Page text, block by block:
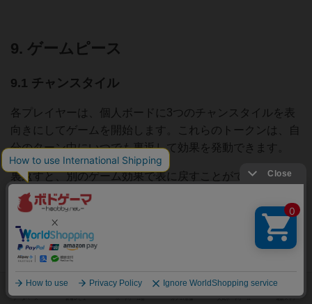
9. ゲームピース
9.1 チャンスタイル
各プレイヤーは、個人ボードに3つのチャンスタイルを表
向きにしてゲームを開始します。これらのトークンは、自
分のターン中にいつでも裏返して効果を発動できます。
裏返すと、別のゲーム効果で表に戻すことができるまで、
チャンスタイルは裏向きのままになります。表に戻される
と、タイルは再び使用できるようになります。
3つのチャンスタイルのそれぞれの効果は次のとおりです:
ルを裏返すと、旅行者をトラベルボード上